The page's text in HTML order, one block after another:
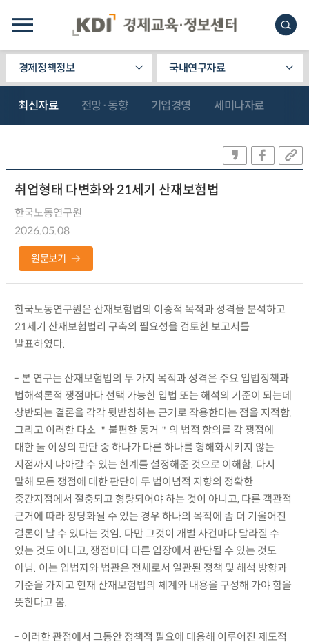
경제정책정보 국내연구자료
최신자료 전망·동향 기업경영 세미나자료
취업형태 다변화와 21세기 산재보험법
한국노동연구원
2026.05.08
원문보기
한국노동연구원은 산재보험법의 이중적 목적과 성격을 분석하고
21세기 산재보험법리 구축의 필요성을 검토한 보고서를
발표하였다.
- 본 연구는 산재보험법의 두 가지 목적과 성격은 주요 입법정책과
법해석론적 쟁점마다 선택 가능한 입법 또는 해석의 기준이 되는데
상반되는 결론을 각각 뒷받침하는 근거로 작용한다는 점을 지적함.
그리고 이러한 다소 ＂불편한 동거＂의 법적 함의를 각 쟁점에
대한 둘 이상의 판단 중 하나가 다른 하나를 형해화시키지 않는
지점까지 나아갈 수 있는 한계를 설정해준 것으로 이해함. 다시
말해 모든 쟁점에 대한 판단이 두 법이념적 지향의 정확한
중간지점에서 절충되고 형량되어야 하는 것이 아니고, 다른 객관적
근거에 따라 정당화될 수 있는 경우 하나의 목적에 좀 더 기울어진
결론이 날 수 있다는 것임. 다만 그것이 개별 사건마다 달라질 수
있는 것도 아니고, 쟁점마다 다른 입장에서 판단될 수 있는 것도
아님. 이는 입법자와 법관은 전체로서 일관된 정책 및 해석 방향과
기준을 가지고 현재 산재보험법의 체계와 내용을 구성해 가야 함을
뜻한다고 봄.
- 이러한 관점에서 그동안 정책적 필요에 대응해 이루어진 제도적